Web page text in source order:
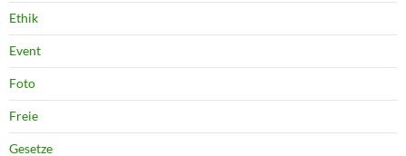
Ethik
Event
Foto
Freie
Gesetze